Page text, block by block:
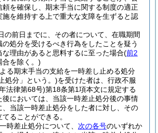
頼を確保し、期末手当に関する制度の適正
施を維持する上で重大な支障を生ずると認
の前日までに、その者について、在職期間
処分を受けるべき行為をしたことを疑う
な理由があると思料するに至った場合(前2
合を除く。)
る期末手当の支給を一時差し止める処分
処分」という。)を受けた者は、行政不服
法律第68号)第18条第1項本文に規定する
後においては、当該一時差止処分後の事情
、当該一時差止処分をした者に対し、その
ることができる。
時差止処分について、 次の各号のいずれか